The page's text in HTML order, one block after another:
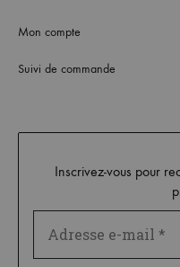
Mon compte
Suivi de commande
Inscrivez-vous pour